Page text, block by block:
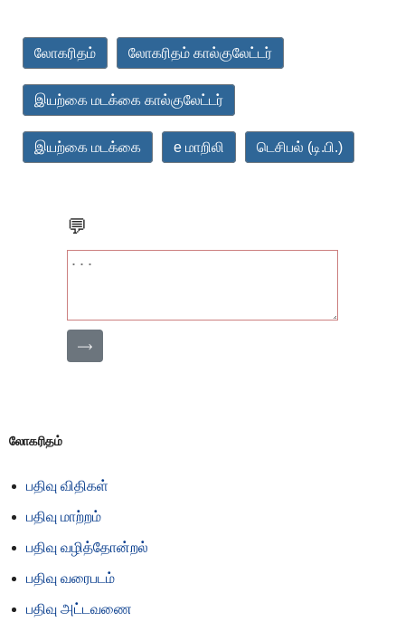
லோகரிதம் லோகரிதம் கால்குலேட்டர்
இயற்கை மடக்கை கால்குலேட்டர்
இயற்கை மடக்கை e மாறிலி டெசிபல் (டி.பி.)
💬
⟶
லோகரிதம்
பதிவு விதிகள்
பதிவு மாற்றம்
பதிவு வழித்தோன்றல்
பதிவு வரைபடம்
பதிவு அட்டவணை